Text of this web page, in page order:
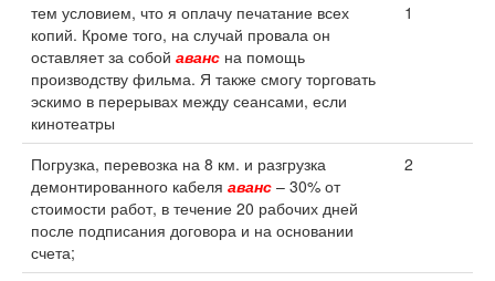
тем условием, что я оплачу печатание всех
копий. Кроме того, на случай провала он
оставляет за собой аванс на помощь
производству фильма. Я также смогу торговать
эскимо в перерывах между сеансами, если
кинотеатры
1
Погрузка, перевозка на 8 км. и разгрузка
демонтированного кабеля аванс – 30% от
стоимости работ, в течение 20 рабочих дней
после подписания договора и на основании
счета;
2